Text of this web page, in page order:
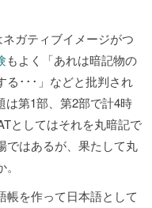
ガティブイメージがつ
もよく「あれは暗記物の
る･･･」などと批判され
は第1部、第2部で計4時
としてはそれを丸暗記で
ではあるが、果たして丸
帳を作って日本語として